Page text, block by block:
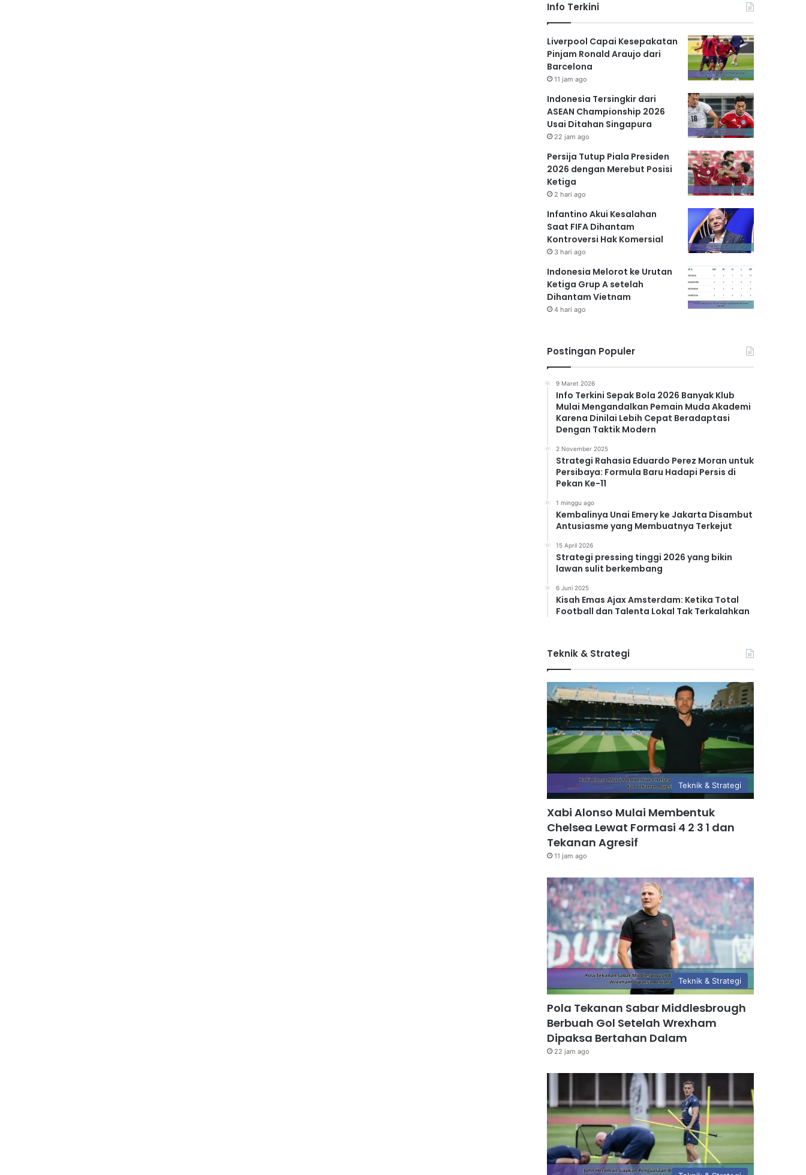
Info Terkini
Liverpool Capai Kesepakatan
Pinjam Ronald Araujo dari
Barcelona
11 jam ago
Indonesia Tersingkir dari
ASEAN Championship 2026
Usai Ditahan Singapura
22 jam ago
Persija Tutup Piala Presiden
2026 dengan Merebut Posisi
Ketiga
2 hari ago
Infantino Akui Kesalahan
Saat FIFA Dihantam
Kontroversi Hak Komersial
3 hari ago
Indonesia Melorot ke Urutan
Ketiga Grup A setelah
Dihantam Vietnam
4 hari ago
Postingan Populer
9 Maret 2026
Info Terkini Sepak Bola 2026 Banyak Klub
Mulai Mengandalkan Pemain Muda Akademi
Karena Dinilai Lebih Cepat Beradaptasi
Dengan Taktik Modern
2 November 2025
Strategi Rahasia Eduardo Perez Moran untuk
Persibaya: Formula Baru Hadapi Persis di
Pekan Ke-11
1 minggu ago
Kembalinya Unai Emery ke Jakarta Disambut
Antusiasme yang Membuatnya Terkejut
15 April 2026
Strategi pressing tinggi 2026 yang bikin
lawan sulit berkembang
6 Juni 2025
Kisah Emas Ajax Amsterdam: Ketika Total
Football dan Talenta Lokal Tak Terkalahkan
Teknik & Strategi
Teknik & Strategi
Xabi Alonso Mulai Membentuk
Chelsea Lewat Formasi 4 2 3 1 dan
Tekanan Agresif
11 jam ago
Teknik & Strategi
Pola Tekanan Sabar Middlesbrough
Berbuah Gol Setelah Wrexham
Dipaksa Bertahan Dalam
22 jam ago